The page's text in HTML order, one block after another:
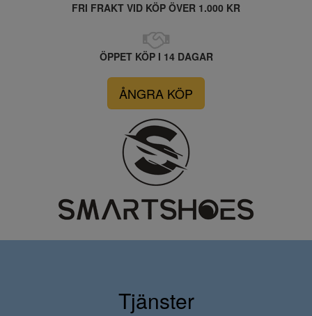
FRI FRAKT VID KÖP ÖVER 1.000 KR
ÖPPET KÖP I 14 DAGAR
ÅNGRA KÖP
Tjänster